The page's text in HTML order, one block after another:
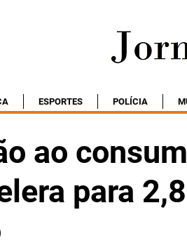
ESPORTES POLÍCIA
ao
para